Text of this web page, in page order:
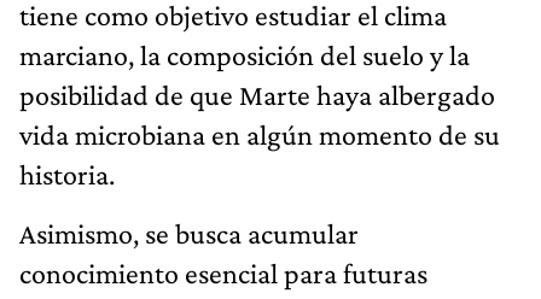
tiene como objetivo estudiar el clima
marciano, la composición del suelo y la
posibilidad de que Marte haya albergado
vida microbiana en algún momento de su
historia.
Asimismo, se busca acumular
conocimiento esencial para futuras